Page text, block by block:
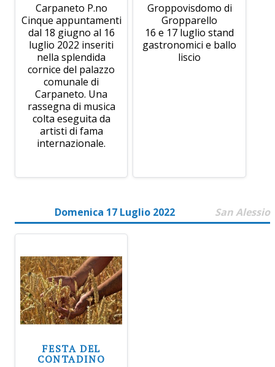
Carpaneto P.no
Cinque appuntamenti
dal 18 giugno al 16
luglio 2022 inseriti
nella splendida
cornice del palazzo
comunale di
Carpaneto. Una
rassegna di musica
colta eseguita da
artisti di fama
internazionale.
Groppovisdomo di
Gropparello
16 e 17 luglio stand
gastronomici e ballo
liscio
Domenica 17 Luglio 2022 San Alessio
FESTA DEL
CONTADINO